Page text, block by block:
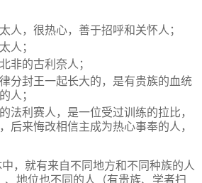
人，很热心，善于招呼和关怀人；
人；
非的古利奈人；
分封王一起长大的，是有贵族的血统
人；
法利赛人，是一位受过训练的拉比，
后来悔改相信主成为热心事奉的人，
，就有来自不同地方和不同种族的人
、地位也不同的人（有贵族、学者扫